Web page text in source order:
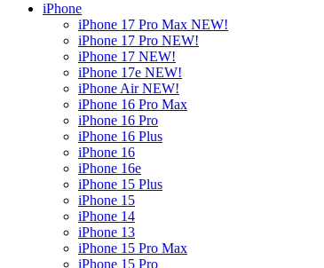
iPhone
iPhone 17 Pro Max NEW!
iPhone 17 Pro NEW!
iPhone 17 NEW!
iPhone 17e NEW!
iPhone Air NEW!
iPhone 16 Pro Max
iPhone 16 Pro
iPhone 16 Plus
iPhone 16
iPhone 16e
iPhone 15 Plus
iPhone 15
iPhone 14
iPhone 13
iPhone 15 Pro Max
iPhone 15 Pro